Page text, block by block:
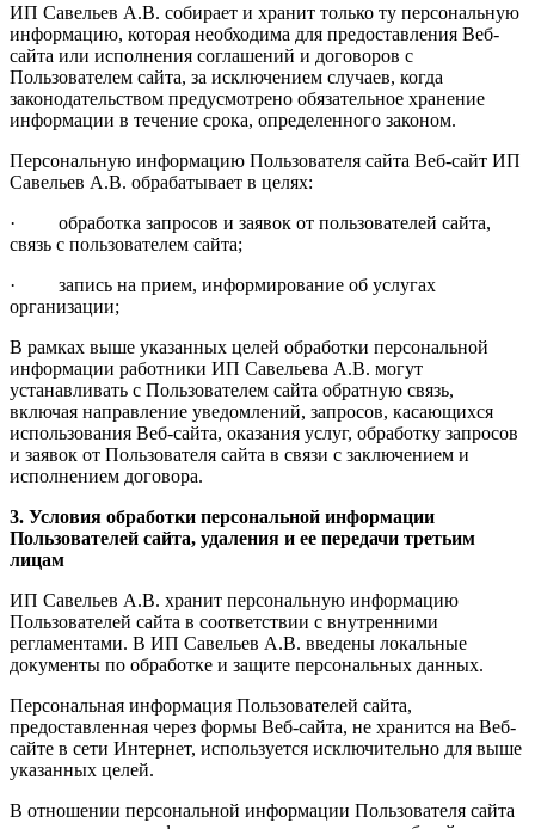
ИП Савельев А.В. собирает и хранит только ту персональную
информацию, которая необходима для предоставления Веб-
сайта или исполнения соглашений и договоров с
Пользователем сайта, за исключением случаев, когда
законодательством предусмотрено обязательное хранение
информации в течение срока, определенного законом.
Персональную информацию Пользователя сайта Веб-сайт ИП
Савельев А.В. обрабатывает в целях:
· обработка запросов и заявок от пользователей сайта,
связь с пользователем сайта;
· запись на прием, информирование об услугах
организации;
В рамках выше указанных целей обработки персональной
информации работники ИП Савельева А.В. могут
устанавливать с Пользователем сайта обратную связь,
включая направление уведомлений, запросов, касающихся
использования Веб-сайта, оказания услуг, обработку запросов
и заявок от Пользователя сайта в связи с заключением и
исполнением договора.
3. Условия обработки персональной информации
Пользователей сайта, удаления и ее передачи третьим
лицам
ИП Савельев А.В. хранит персональную информацию
Пользователей сайта в соответствии с внутренними
регламентами. В ИП Савельев А.В. введены локальные
документы по обработке и защите персональных данных.
Персональная информация Пользователей сайта,
предоставленная через формы Веб-сайта, не хранится на Веб-
сайте в сети Интернет, используется исключительно для выше
указанных целей.
В отношении персональной информации Пользователя сайта